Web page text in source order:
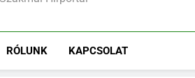
RÓLUNK KAPCSOLAT